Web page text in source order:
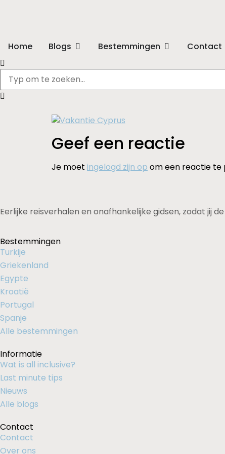
Home Blogs Bestemmingen Contact
Geef een reactie
Je moet ingelogd zijn op om een reactie te
Eerlijke reisverhalen en onafhankelijke gidsen, zodat jij
Bestemmingen
Turkije
Griekenland
Egypte
Kroatië
Portugal
Spanje
Alle bestemmingen
Informatie
Wat is all inclusive?
Last minute tips
Nieuws
Alle blogs
Contact
Contact
Over ons